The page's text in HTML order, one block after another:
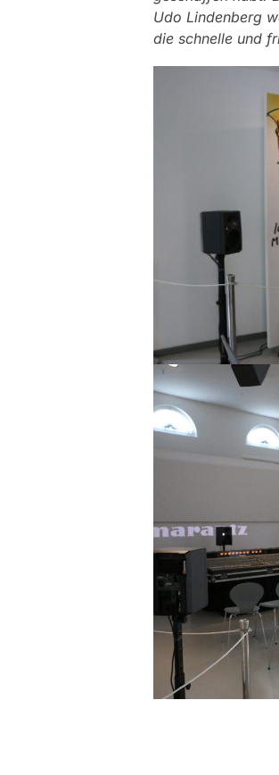
Udo Lindenberg
die schnelle und